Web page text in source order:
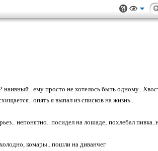
наивный.. ему просто не хотелось быть одному..
опять я выпал из списков на жизнь..
непонятно.. посидел на лошаде, похлебал
комары.. пошли на диванчег